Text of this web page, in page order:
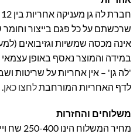
שרכשתם על כל פגם בייצור
אינה מכסה שמשיות וגזיבואים
במידה והמוצר נאסף באופן
'לה גן' – אין אחריות על שריטות
לדף האחריות המורחבתלחצו כאן.
משלוחים והחזרות
מחיר המשלוח הינו 250-400 שח וייקבע על פי אזור מגוריכם.